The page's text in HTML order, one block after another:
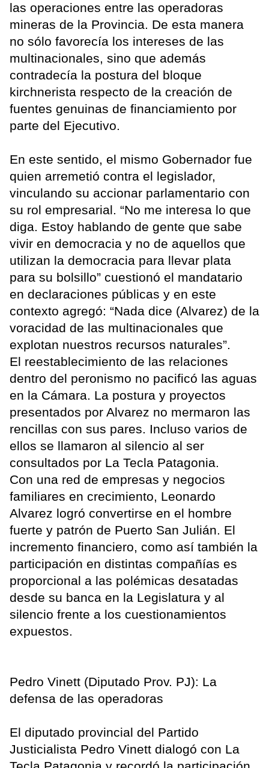
las operaciones entre las operadoras
mineras de la Provincia. De esta manera
no sólo favorecía los intereses de las
multinacionales, sino que además
contradecía la postura del bloque
kirchnerista respecto de la creación de
fuentes genuinas de financiamiento por
parte del Ejecutivo.
En este sentido, el mismo Gobernador fue
quien arremetió contra el legislador,
vinculando su accionar parlamentario con
su rol empresarial. “No me interesa lo que
diga. Estoy hablando de gente que sabe
vivir en democracia y no de aquellos que
utilizan la democracia para llevar plata
para su bolsillo” cuestionó el mandatario
en declaraciones públicas y en este
contexto agregó: “Nada dice (Alvarez) de la
voracidad de las multinacionales que
explotan nuestros recursos naturales”.
El reestablecimiento de las relaciones
dentro del peronismo no pacificó las aguas
en la Cámara. La postura y proyectos
presentados por Alvarez no mermaron las
rencillas con sus pares. Incluso varios de
ellos se llamaron al silencio al ser
consultados por La Tecla Patagonia.
Con una red de empresas y negocios
familiares en crecimiento, Leonardo
Alvarez logró convertirse en el hombre
fuerte y patrón de Puerto San Julián. El
incremento financiero, como así también la
participación en distintas compañías es
proporcional a las polémicas desatadas
desde su banca en la Legislatura y al
silencio frente a los cuestionamientos
expuestos.
Pedro Vinett (Diputado Prov. PJ): La
defensa de las operadoras
El diputado provincial del Partido
Justicialista Pedro Vinett dialogó con La